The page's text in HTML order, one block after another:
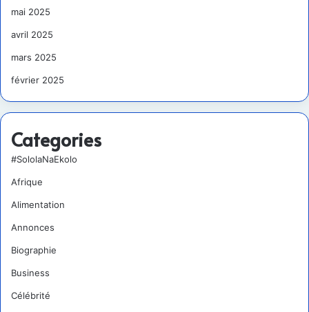
mai 2025
avril 2025
mars 2025
février 2025
Categories
#SololaNaEkolo
Afrique
Alimentation
Annonces
Biographie
Business
Célébrité